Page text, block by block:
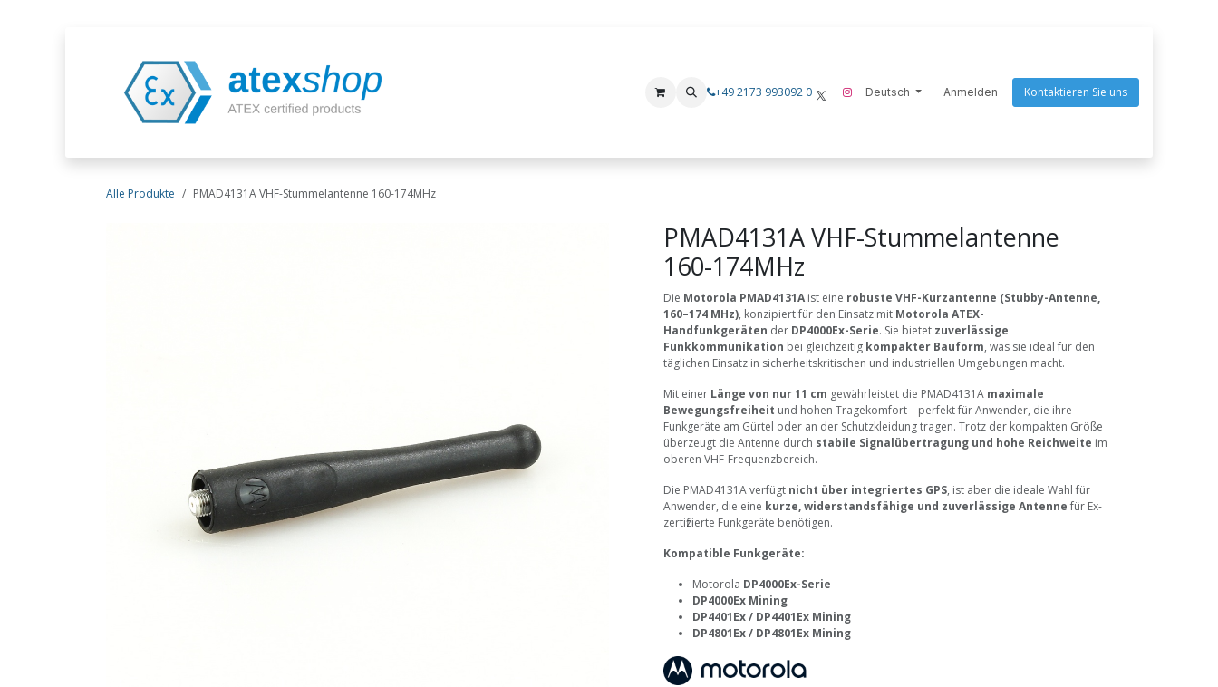
Hersteller i.safe MOBILE Xshielder ecom-instruments Endres Tools Goaltek Nightstick
+49 2173 993092 0 Deutsch Anmelden Kontaktieren Sie uns
Alle Produkte PMAD4131A VHF-Stummelantenne 160-174MHz
PMAD4131A VHF-Stummelantenne
160-174MHz
Die Motorola PMAD4131A ist eine robuste VHF-Kurzantenne (Stubby-Antenne,
160–174 MHz), konzipiert für den Einsatz mit Motorola ATEX-
Handfunkgeräten der DP4000Ex-Serie. Sie bietet zuverlässige
Funkkommunikation bei gleichzeitig kompakter Bauform, was sie ideal für den
täglichen Einsatz in sicherheitskritischen und industriellen Umgebungen macht.
Mit einer Länge von nur 11 cm gewährleistet die PMAD4131A maximale
Bewegungsfreiheit und hohen Tragekomfort – perfekt für Anwender, die ihre
Funkgeräte am Gürtel oder an der Schutzkleidung tragen. Trotz der kompakten Größe
überzeugt die Antenne durch stabile Signalübertragung und hohe Reichweite im
oberen VHF-Frequenzbereich.
Die PMAD4131A verfügt nicht über integriertes GPS, ist aber die ideale Wahl für
Anwender, die eine kurze, widerstandsfähige und zuverlässige Antenne für Ex-
zertifizierte Funkgeräte benötigen.
Kompatible Funkgeräte:
Motorola DP4000Ex-Serie
DP4000Ex Mining
DP4401Ex / DP4401Ex Mining
DP4801Ex / DP4801Ex Mining